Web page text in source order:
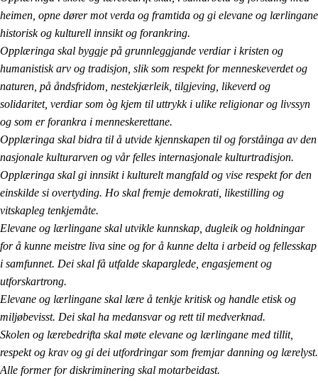
heimen, opne dører mot verda og framtida og gi elevane og lærlingane
historisk og kulturell innsikt og forankring.
Opplæringa skal byggje på grunnleggjande verdiar i kristen og
humanistisk arv og tradisjon, slik som respekt for menneskeverdet og
naturen, på åndsfridom, nestekjærleik, tilgjeving, likeverd og
solidaritet, verdiar som òg kjem til uttrykk i ulike religionar og livssyn
og som er forankra i menneskerettane.
Opplæringa skal bidra til å utvide kjennskapen til og forståinga av den
nasjonale kulturarven og vår felles internasjonale kulturtradisjon.
Opplæringa skal gi innsikt i kulturelt mangfald og vise respekt for den
einskilde si overtyding. Ho skal fremje demokrati, likestilling og
vitskapleg tenkjemåte.
Elevane og lærlingane skal utvikle kunnskap, dugleik og holdningar
for å kunne meistre liva sine og for å kunne delta i arbeid og fellesskap
i samfunnet. Dei skal få utfalde skaparglede, engasjement og
utforskartrong.
Elevane og lærlingane skal lære å tenkje kritisk og handle etisk og
miljøbevisst. Dei skal ha medansvar og rett til medverknad.
Skolen og lærebedrifta skal møte elevane og lærlingane med tillit,
respekt og krav og gi dei utfordringar som fremjar danning og lærelyst.
Alle former for diskriminering skal motarbeidast.